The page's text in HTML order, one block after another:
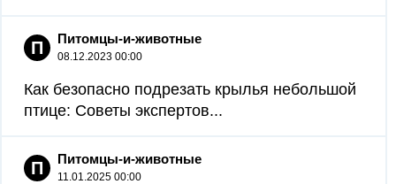
П Питомцы-и-животные
08.12.2023 00:00
Как безопасно подрезать крылья небольшой
птице: Советы экспертов...
П Питомцы-и-животные
11.01.2025 00:00